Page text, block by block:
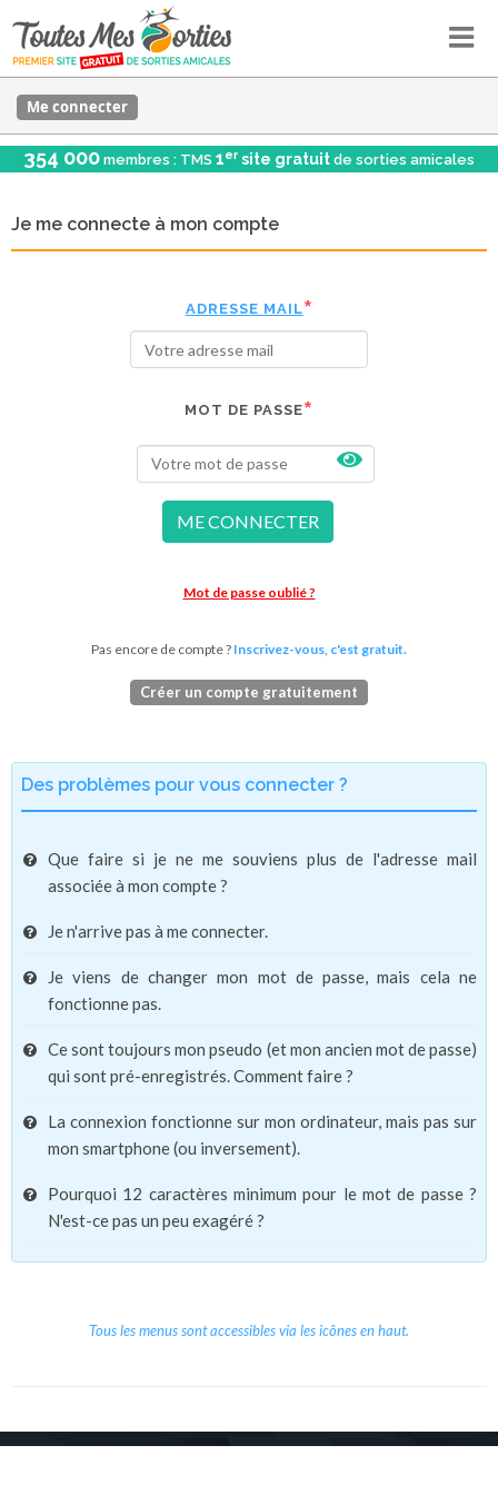
Me connecter
354 000 membres : TMS 1er site gratuit de sorties amicales
Je me connecte à mon compte
ADRESSE MAIL
MOT DE PASSE
ME CONNECTER
Mot de passe oublié ?
Pas encore de compte ? Inscrivez-vous, c'est gratuit.
Créer un compte gratuitement
Des problèmes pour vous connecter ?
Que faire si je ne me souviens plus de l'adresse mail
associée à mon compte ?
Je n'arrive pas à me connecter.
Je viens de changer mon mot de passe, mais cela ne
fonctionne pas.
Ce sont toujours mon pseudo (et mon ancien mot de passe)
qui sont pré-enregistrés. Comment faire ?
La connexion fonctionne sur mon ordinateur, mais pas sur
mon smartphone (ou inversement).
Pourquoi 12 caractères minimum pour le mot de passe ?
N'est-ce pas un peu exagéré ?
Tous les menus sont accessibles via les icônes en haut.